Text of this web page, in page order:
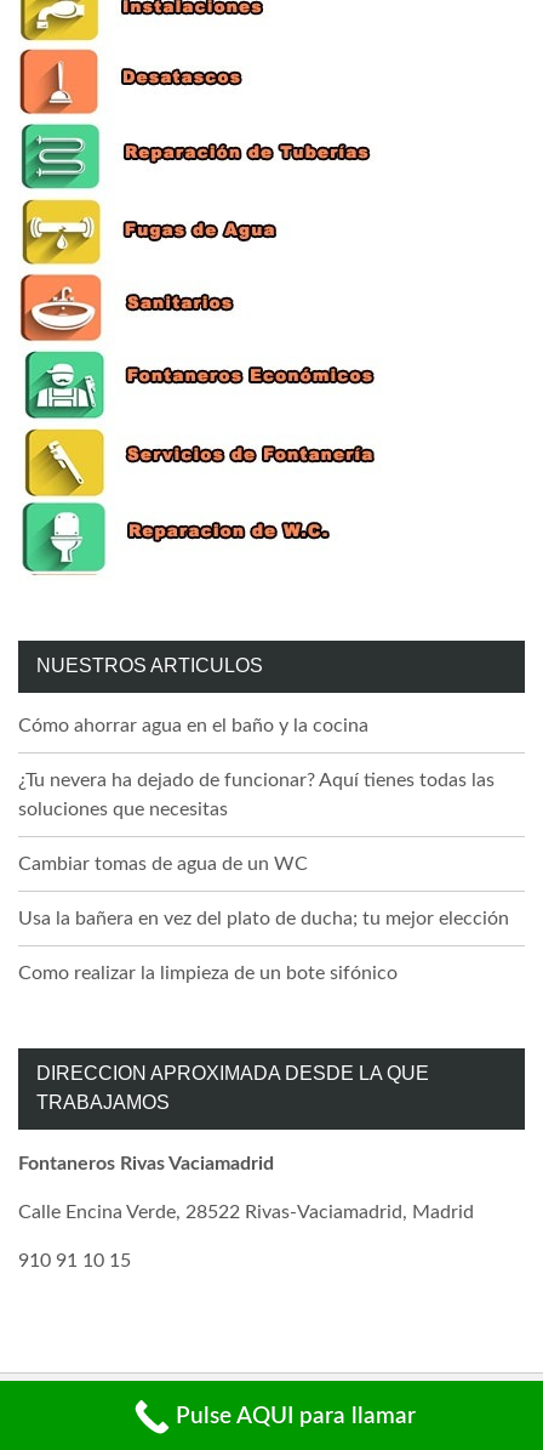
NUESTROS ARTICULOS
Cómo ahorrar agua en el baño y la cocina
¿Tu nevera ha dejado de funcionar? Aquí tienes todas las
soluciones que necesitas
Cambiar tomas de agua de un WC
Usa la bañera en vez del plato de ducha; tu mejor elección
Como realizar la limpieza de un bote sifónico
DIRECCION APROXIMADA DESDE LA QUE
TRABAJAMOS
Fontaneros Rivas Vaciamadrid
Calle Encina Verde, 28522 Rivas-Vaciamadrid, Madrid
910 91 10 15
Aviso Legal | LSSI | Cookies | Privacidad
Pulse AQUI para llamar